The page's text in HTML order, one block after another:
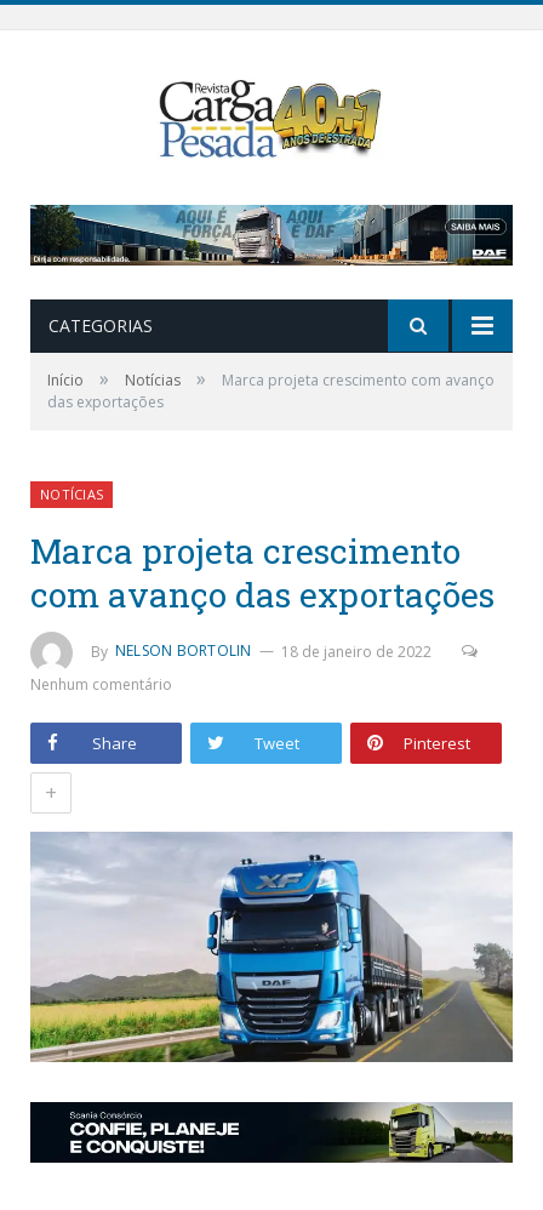
CATEGORIAS
Início » Notícias »
Marca projeta crescimento com avanço
das exportações
NOTÍCIAS
Marca projeta crescimento
com avanço das exportações
By NELSON BORTOLIN
18 de janeiro de 2022
Nenhum comentário
Share Tweet Pinterest
+